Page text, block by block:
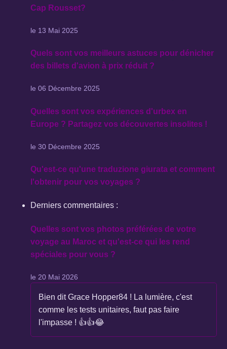
Cap Rousset?
le 13 Mai 2025
Quels sont vos meilleurs astuces pour dénicher
des billets d'avion à prix réduit ?
le 06 Décembre 2025
Quelles sont vos expériences d'urbex en
Europe ? Partagez vos découvertes insolites !
le 30 Décembre 2025
Qu'est-ce qu'une traduzione giurata et comment
l'obtenir pour vos voyages ?
Derniers commentaires :
Quelles sont vos photos préférées de votre
voyage au Maroc et qu'est-ce qui les rend
spéciales pour vous ?
le 20 Mai 2026
Bien dit Grace Hopper84 ! La lumière, c'est
comme les tests unitaires, faut pas faire
l'impasse ! 👍👍😂